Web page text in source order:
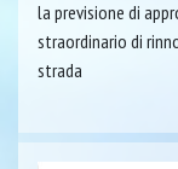
la previsione di
straordinario di
strada